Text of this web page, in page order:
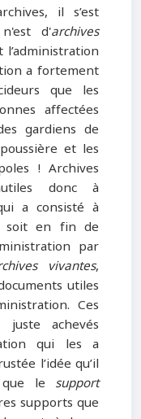
il s’est
d'archives
a fortement
que les
affectées
gardiens de
et les
! Archives
donc à
a consisté à
soit en fin de
par
vivantes,
utiles
Ces
achevés
qui les a
l’idée qu’il
le support
supports que